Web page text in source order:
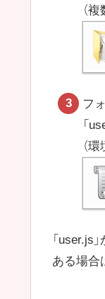
（
フ
「
（
「user.js
ある場合